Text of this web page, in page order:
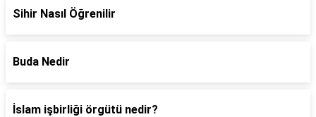
Sihir Nasıl Öğrenilir
Buda Nedir
İslam işbirliği örgütü nedir?